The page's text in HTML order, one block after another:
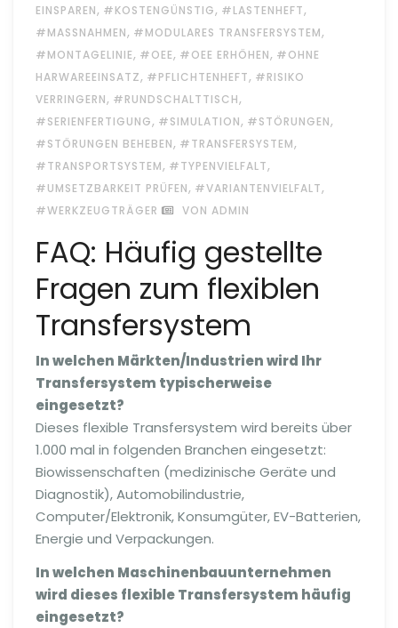
EINSPAREN, #KOSTENGÜNSTIG, #LASTENHEFT,
#MASSNAHMEN , #MODULARES TRANSFERSYSTEM,
#MONTAGELINIE, #OEE, #OEE ERHÖHEN, #OHNE
HARWAREEINSATZ, #PFLICHTENHEFT, #RISIKO
VERRINGERN, #RUNDSCHALTTISCH,
#SERIENFERTIGUNG, #SIMULATION, #STÖRUNGEN,
#STÖRUNGEN BEHEBEN, #TRANSFERSYSTEM,
#TRANSPORTSYSTEM, #TYPENVIELFALT,
#UMSETZBARKEIT PRÜFEN, #VARIANTENVIELFALT,
#WERKZEUGTRÄGER VON ADMIN
FAQ: Häufig gestellte
Fragen zum flexiblen
Transfersystem
In welchen Märkten/Industrien wird Ihr
Transfersystem typischerweise
eingesetzt?
Dieses flexible Transfersystem wird bereits über
1.000 mal in folgenden Branchen eingesetzt:
Biowissenschaften (medizinische Geräte und
Diagnostik), Automobilindustrie,
Computer/Elektronik, Konsumgüter, EV-Batterien,
Energie und Verpackungen.
In welchen Maschinenbauunternehmen
wird dieses flexible Transfersystem häufig
eingesetzt?